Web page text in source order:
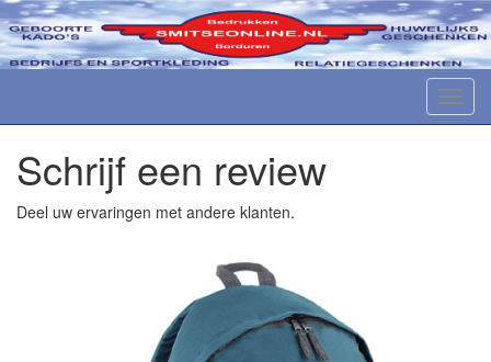
M
e
Schrijf een review
Deel uw ervaringen met andere klanten.